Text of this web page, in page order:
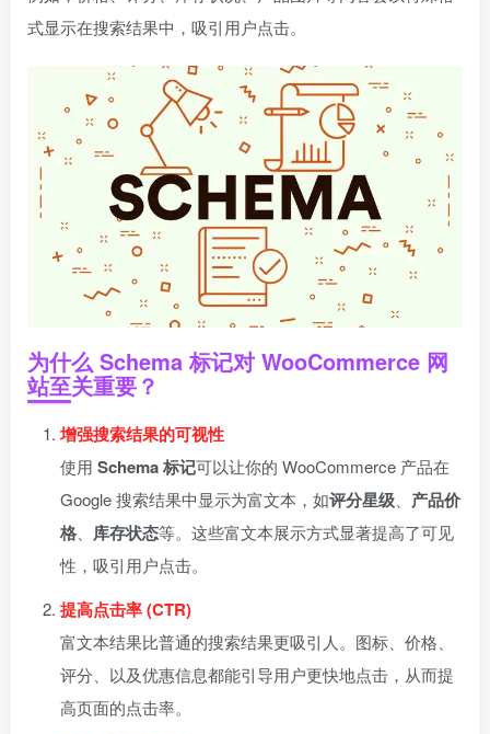
式显示在搜索结果中，吸引用户点击。
为什么 Schema 标记对 WooCommerce 网
站至关重要？
增强搜索结果的可视性
使用 Schema 标记可以让你的 WooCommerce 产品在
Google 搜索结果中显示为富文本，如评分星级
产品价
格
库存状态等。这些富文本展示方式显著提高了可见
性，吸引用户点击。
提高点击率 (CTR)
富文本结果比普通的搜索结果更吸引人。图标、价格、
评分、以及优惠信息都能引导用户更快地点击，从而提
高页面的点击率。